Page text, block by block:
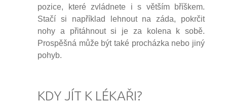
pozice, které zvládnete i s větším bříškem.
Stačí si například lehnout na záda, pokrčit
nohy a přitáhnout si je za kolena k sobě.
Prospěšná může být také procházka nebo jiný
pohyb.
KDY JÍT K LÉKAŘI?